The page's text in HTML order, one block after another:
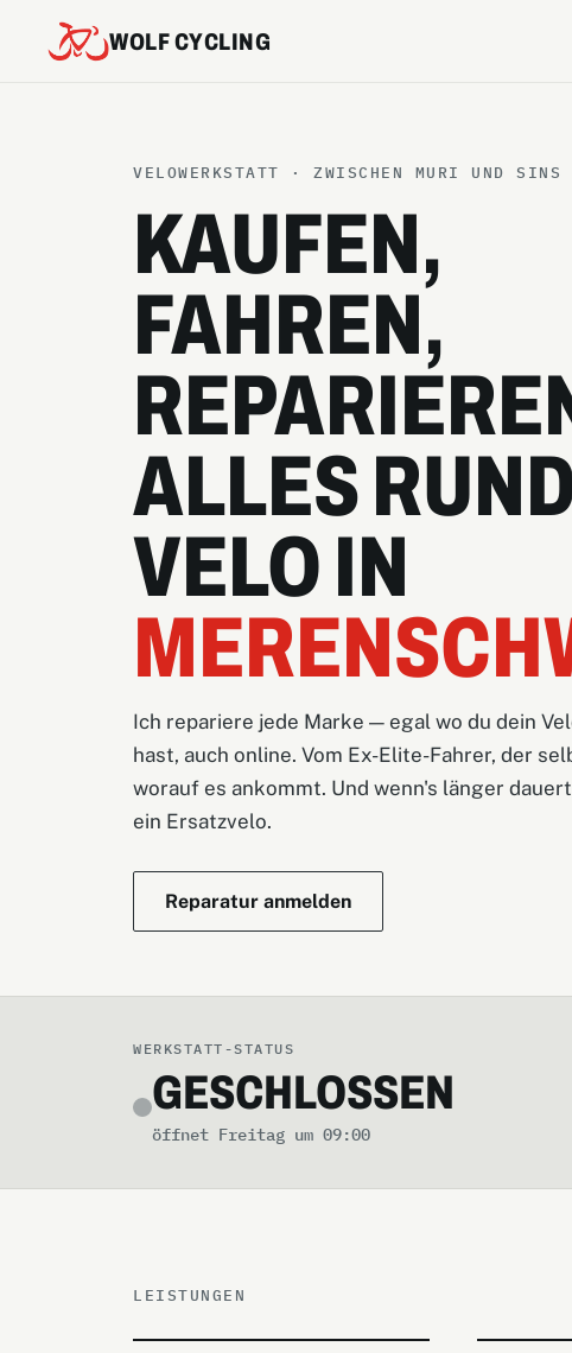
WOLF CYCLING
VELOWERKSTATT · ZWISCHEN MURI UND SINS
KAUFEN,
FAHREN,
ALLES
VELO IN
Ich repariere jede Marke — egal wo du dein
hast, auch online. Vom Ex-Elite-Fahrer, der
worauf es ankommt. Und wenn's länger
ein Ersatzvelo.
Reparatur anmelden
WERKSTATT-STATUS
GESCHLOSSEN
öffnet Freitag um 09:00
LEISTUNGEN